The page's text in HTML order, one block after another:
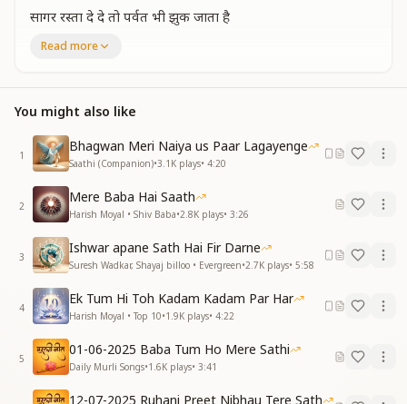
सागर रस्ता दे दे तो पर्वत भी झुक जाता है
नामुमकिन मुमकिन हो जाता वक्त भी रुक जाता है।
हम जाने या तुम जानो
क्या मिलता प्रीत लगाने से
तूफान भी तोहफा बन जाता
तुमको मीत बनानेसे प्रभुको मीत बनानेसे
याचना न कामना तुमसे कुछ ना मांगे हम
याचना न कामना तुमसे कुछ ना मांगे हम
योग करे योग्य बने हम प्रभु काम तुम्हारे आए हम
कष्ट कटे सब विघ्न मिटे
कष्ट कटे सब विघ्न मिटे
लगन की अग्न लगाने से
तूफान भी तोहफा बन जाता
तुमको मीत बनानेसे प्रभुको मीत बनानेसे
सुख के दिन या दुख की राते मन की नैया ना डोले
सुख के दिन या दुख की राते मन की नैया ना डोले
जीत हार हो फूल खार हो इतना खाए हिचकोले
Read more
You might also like
1
Bhagwan Meri Naiya us Paar Lagayenge
Saathi (Companion)•3.1K plays• 4:20
2
Mere Baba Hai Saath
Harish Moyal • Shiv Baba•2.8K plays• 3:26
3
Ishwar apane Sath Hai Fir Darne
Suresh Wadkar, Shayaj billoo • Evergreen•2.7K plays• 5:58
4
Ek Tum Hi Toh Kadam Kadam Par Har
Harish Moyal • Top 10•1.9K plays• 4:22
5
01-06-2025 Baba Tum Ho Mere Sathi
Daily Murli Songs•1.6K plays• 3:41
12-07-2025 Ruhani Preet Nibhau Tere Sath